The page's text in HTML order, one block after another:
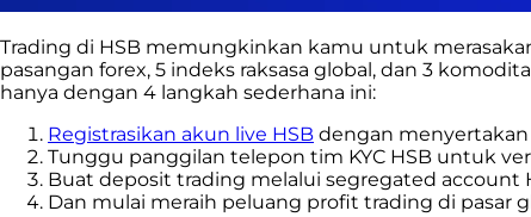
Trading di HSB memungkinkan kamu untuk
pasangan forex, 5 indeks raksasa global, dan 3
hanya dengan 4 langkah sederhana ini:
Registrasikan akun live HSB dengan
Tunggu panggilan telepon tim KYC HSB untuk
Buat deposit trading melalui segregated account
Dan mulai meraih peluang profit trading di pasar